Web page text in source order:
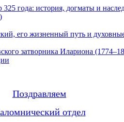
года: история, догматы и
его жизненный путь и
затворника Илариона
Поздравляем
отдел